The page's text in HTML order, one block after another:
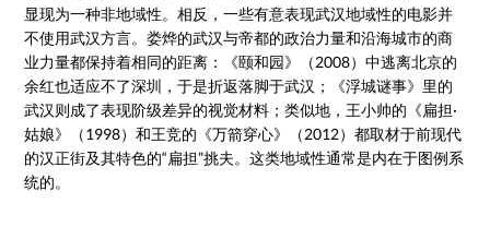
显现为一种非地域性。相反，一些有意表现武汉地域性的电影并
不使用武汉方言。娄烨的武汉与帝都的政治力量和沿海城市的商
业力量都保持着相同的距离：《颐和园》（2008）中逃离北京的
余红也适应不了深圳，于是折返落脚于武汉；《浮城谜事》里的
武汉则成了表现阶级差异的视觉材料；类似地，王小帅的《扁担·
姑娘》（1998）和王竞的《万箭穿心》（2012）都取材于前现代
的汉正街及其特色的“扁担”挑夫。这类地域性通常是内在于图例系
统的。